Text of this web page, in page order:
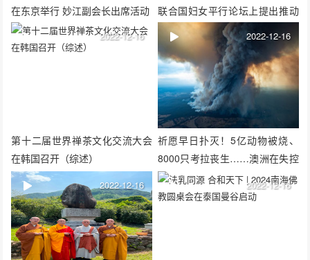
在东京举行 妙江副会长出席活动 联合国妇女平行论坛上提出推动
教育工程的新标准
第十二届世界禅茶文化交流大会
在韩国召开（综述）
2022-12-16
祈愿早日扑灭！5亿动物被烧、
8000只考拉丧生……澳洲在失控
的大火中悲鸣
2022-12-16
2022-12-16 2022-12-16